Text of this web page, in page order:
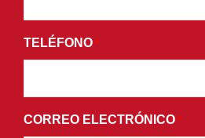
TELÉFONO *
CORREO ELECTRÓNICO *
PROMOCIONALES
Y
TÉRMINOS